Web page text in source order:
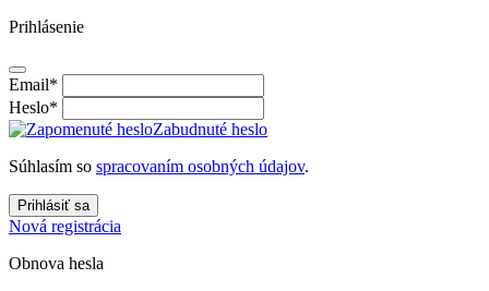
Prihlásenie
Email*
Heslo*
Zabudnuté heslo
Súhlasím so spracovaním osobných údajov.
Prihlásiť sa
Nová registrácia
Obnova hesla